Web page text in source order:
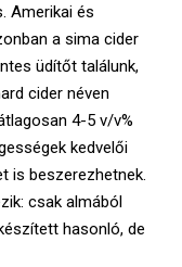
Amerikai és
a sima cider
üdítőt találunk,
cider néven
4-5 v/v%
kedvelői
is beszerezhetnek.
csak almából
hasonló, de